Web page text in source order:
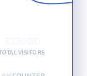
VISITORS